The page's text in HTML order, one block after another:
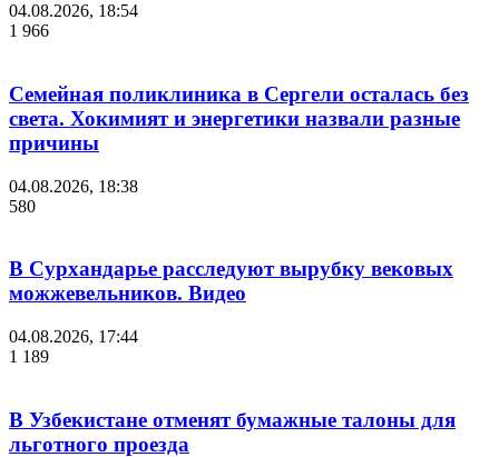
04.08.2026, 18:54
1 966
Семейная поликлиника в Сергели осталась без
света. Хокимият и энергетики назвали разные
причины
04.08.2026, 18:38
580
В Сурхандарье расследуют вырубку вековых
можжевельников. Видео
04.08.2026, 17:44
1 189
В Узбекистане отменят бумажные талоны для
льготного проезда